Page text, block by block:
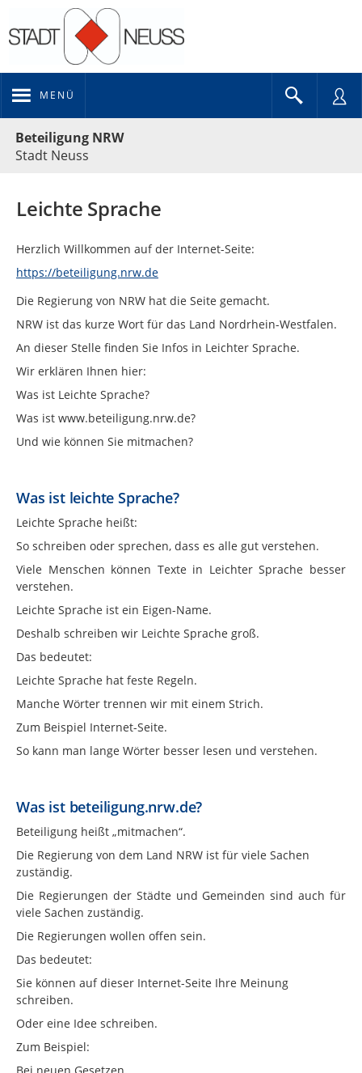
MENÜ
Beteiligung NRW
Stadt Neuss
Leichte Sprache
Herzlich Willkommen auf der Internet-Seite:
https://beteiligung.nrw.de
Die Regierung von NRW hat die Seite gemacht.
NRW ist das kurze Wort für das Land Nordrhein-Westfalen.
An dieser Stelle finden Sie Infos in Leichter Sprache.
Wir erklären Ihnen hier:
Was ist Leichte Sprache?
Was ist www.beteiligung.nrw.de?
Und wie können Sie mitmachen?
Was ist leichte Sprache?
Leichte Sprache heißt:
So schreiben oder sprechen, dass es alle gut verstehen.
Viele Menschen können Texte in Leichter Sprache besser
verstehen.
Leichte Sprache ist ein Eigen-Name.
Deshalb schreiben wir Leichte Sprache groß.
Das bedeutet:
Leichte Sprache hat feste Regeln.
Manche Wörter trennen wir mit einem Strich.
Zum Beispiel Internet-Seite.
So kann man lange Wörter besser lesen und verstehen.
Was ist beteiligung.nrw.de?
Beteiligung heißt „mitmachen“.
Die Regierung von dem Land NRW ist für viele Sachen
zuständig.
Die Regierungen der Städte und Gemeinden sind auch für
viele Sachen zuständig.
Die Regierungen wollen offen sein.
Das bedeutet:
Sie können auf dieser Internet-Seite Ihre Meinung
schreiben.
Oder eine Idee schreiben.
Zum Beispiel: